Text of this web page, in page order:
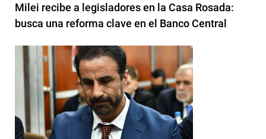
Milei recibe a legisladores en la Casa Rosada:
busca una reforma clave en el Banco Central